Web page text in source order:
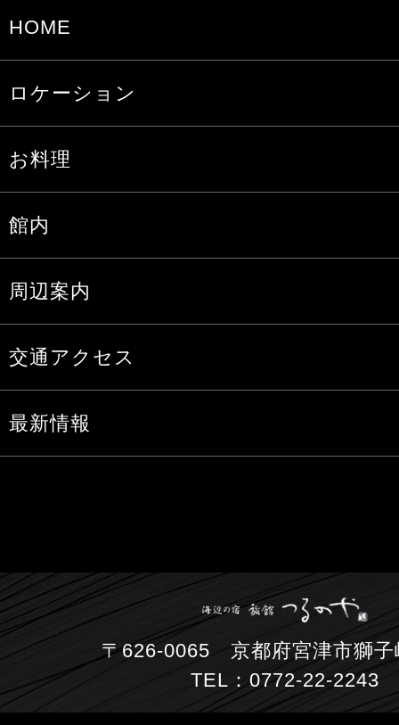
HOME
ロケーション
お料理
館内
周辺案内
交通アクセス
最新情報
〒626-0065 京都府宮津市獅子
TEL：0772-22-2243